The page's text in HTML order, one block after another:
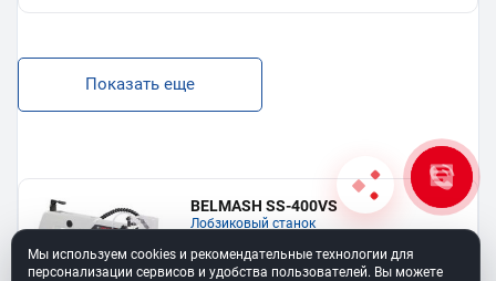
Показать еще
BELMASH SS-400VS
Лобзиковый станок
13 190 ₽
Мы используем cookies и рекомендательные технологии для
персонализации сервисов и удобства пользователей. Вы можете